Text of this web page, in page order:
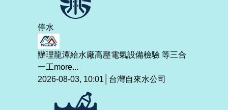
停水
辦理龍潭給水廠高壓電氣設備檢驗 等三合
一工more...
2026-08-03, 10:01│台灣自來水公司